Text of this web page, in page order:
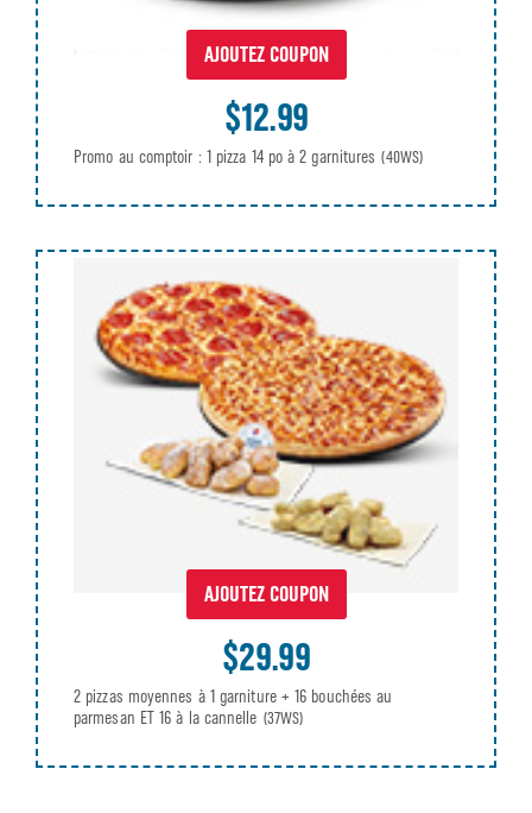
AJOUTEZ COUPON
$12.99
Promo au comptoir : 1 pizza 14 po à 2 garnitures (40WS)
AJOUTEZ COUPON
$29.99
2 pizzas moyennes à 1 garniture + 16 bouchées au
parmesan ET 16 à la cannelle (37WS)